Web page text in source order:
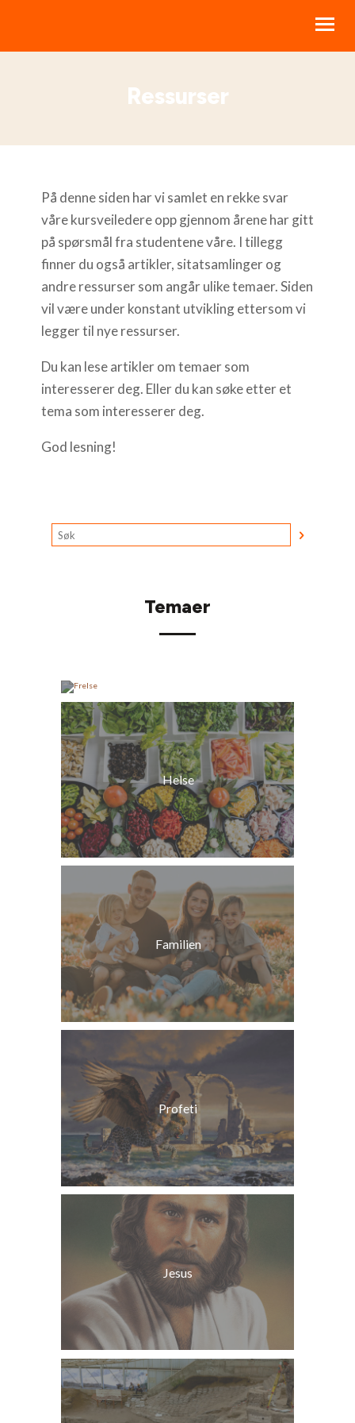
OM NBI
MINE KURS
Ressurser
På denne siden har vi samlet en rekke svar
våre kursveiledere opp gjennom årene har gitt
på spørsmål fra studentene våre. I tillegg
finner du også artikler, sitatsamlinger og
andre ressurser som angår ulike temaer. Siden
vil være under konstant utvikling ettersom vi
legger til nye ressurser.
Du kan lese artikler om temaer som
interesserer deg. Eller du kan søke etter et
tema som interesserer deg.
God lesning!
Temaer
Helse
Familien
Profeti
Jesus